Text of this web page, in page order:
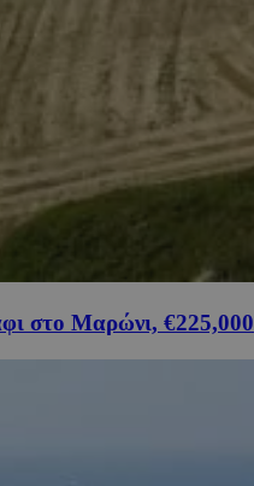
στο Μαρώνι, €225,000